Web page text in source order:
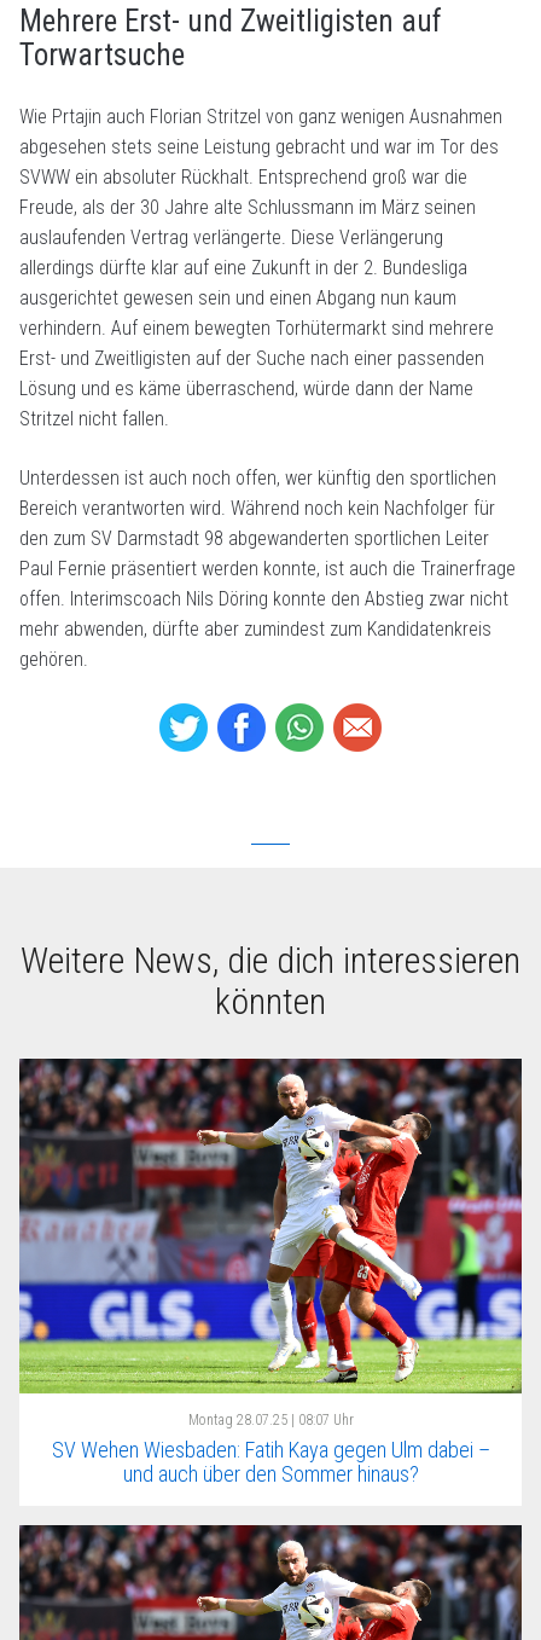
Mehrere Erst- und Zweitligisten auf
Torwartsuche
Wie Prtajin auch Florian Stritzel von ganz wenigen Ausnahmen
abgesehen stets seine Leistung gebracht und war im Tor des
SVWW ein absoluter Rückhalt. Entsprechend groß war die
Freude, als der 30 Jahre alte Schlussmann im März seinen
auslaufenden Vertrag verlängerte. Diese Verlängerung
allerdings dürfte klar auf eine Zukunft in der 2. Bundesliga
ausgerichtet gewesen sein und einen Abgang nun kaum
verhindern. Auf einem bewegten Torhütermarkt sind mehrere
Erst- und Zweitligisten auf der Suche nach einer passenden
Lösung und es käme überraschend, würde dann der Name
Stritzel nicht fallen.
Unterdessen ist auch noch offen, wer künftig den sportlichen
Bereich verantworten wird. Während noch kein Nachfolger für
den zum SV Darmstadt 98 abgewanderten sportlichen Leiter
Paul Fernie präsentiert werden konnte, ist auch die Trainerfrage
offen. Interimscoach Nils Döring konnte den Abstieg zwar nicht
mehr abwenden, dürfte aber zumindest zum Kandidatenkreis
gehören.
Weitere News, die dich interessieren
könnten
Montag 28.07.25 | 08:07 Uhr
SV Wehen Wiesbaden: Fatih Kaya gegen Ulm dabei –
und auch über den Sommer hinaus?